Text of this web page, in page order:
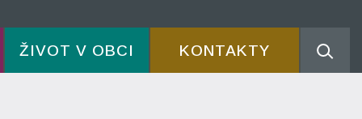
ŽIVOT V OBCI KONTAKTY